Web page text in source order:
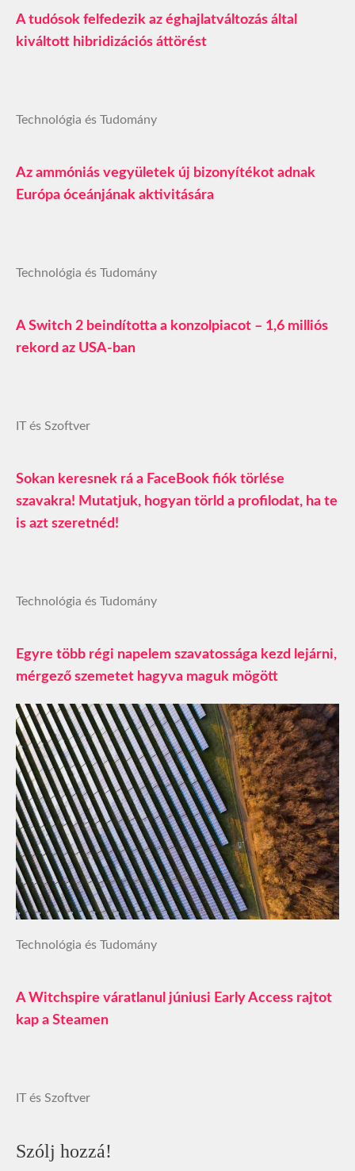
A tudósok felfedezik az éghajlatváltozás által
kiváltott hibridizációs áttörést
Technológia és Tudomány
Az ammóniás vegyületek új bizonyítékot adnak
Európa óceánjának aktivitására
Technológia és Tudomány
A Switch 2 beindította a konzolpiacot – 1,6 milliós
rekord az USA-ban
IT és Szoftver
Sokan keresnek rá a FaceBook fiók törlése
szavakra! Mutatjuk, hogyan törld a profilodat, ha te
is azt szeretnéd!
Technológia és Tudomány
Egyre több régi napelem szavatossága kezd lejárni,
mérgező szemetet hagyva maguk mögött
Technológia és Tudomány
A Witchspire váratlanul júniusi Early Access rajtot
kap a Steamen
IT és Szoftver
Szólj hozzá!